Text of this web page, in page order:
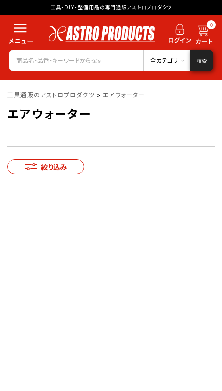
工具・DIY・整備用品の専門通販アストロプロダクツ
0
全カテゴリ 検索
工具通販のアストロプロダクツ > エアウォーター
エアウォーター
絞り込み